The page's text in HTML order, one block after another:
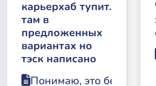
Выберите пункт
Укажите причину
3. Google (Gmail,
карьерхаб тупит.
там в
предложенных
вариантах но
тэск написано
Понимаю, это бесит. Если